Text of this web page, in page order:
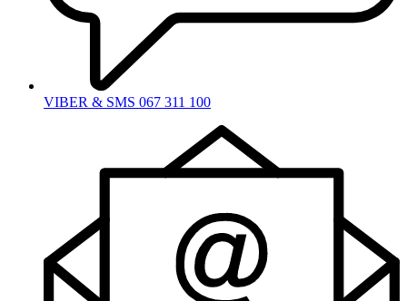
VIBER & SMS 067 311 100